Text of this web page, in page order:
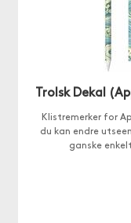
Trolsk Dekal
Klistremerker for
du kan endre
ganske